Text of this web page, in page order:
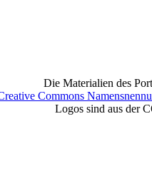
Die Materialien des
Commons
Logos sind aus der